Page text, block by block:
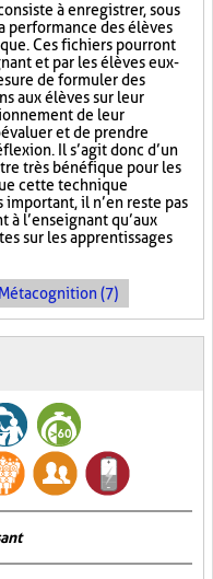
à enregistrer, sous
performance des élèves
Ces fichiers pourront
et par les élèves eux-
de formuler des
aux élèves sur leur
de leur
et de prendre
Il s’agit donc d’un
très bénéfique pour les
cette technique
il n’en reste pas
à l’enseignant qu’aux
sur les apprentissages
Métacognition (7)